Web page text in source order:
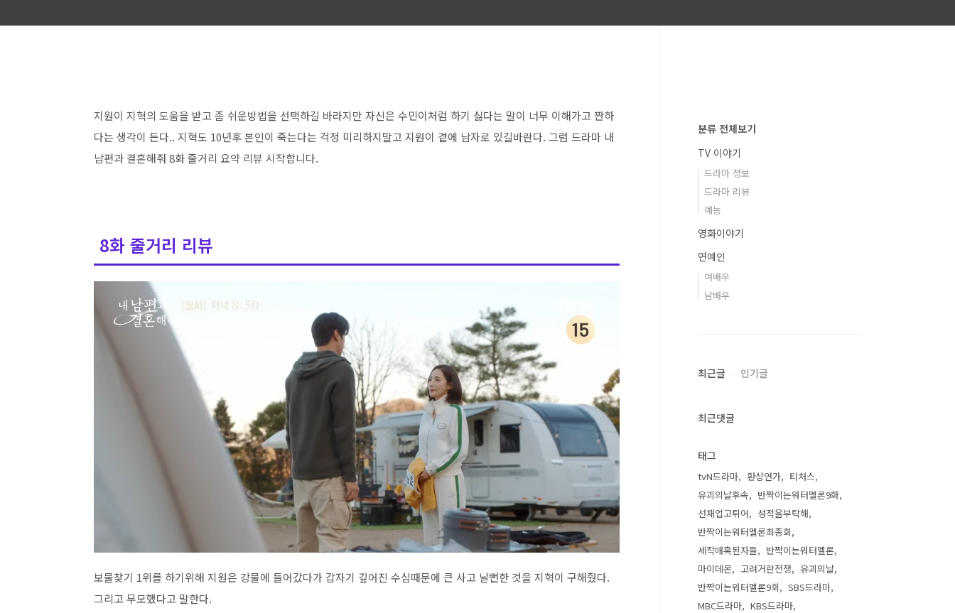
지원이 지혁의 도움을 받고 좀 쉬운방법을 선택하길 바라지만 자신은 수민이처럼 하기 싫다는 말이 너무 이해가고 짠하
다는 생각이 든다.. 지혁도 10년후 본인이 죽는다는 걱정 미리하지말고 지원이 곁에 남자로 있길바란다. 그럼 드라마 내
남편과 결혼해줘 8화 줄거리 요약 리뷰 시작합니다.
8화 줄거리 리뷰
보물찾기 1위를 하기위해 지원은 강물에 들어갔다가 갑자기 깊어진 수심때문에 큰 사고 날뻔한 것을 지혁이 구해줬다.
그리고 무모했다고 말한다.
분류 전체보기
TV 이야기
드라마 정보
드라마 리뷰
예능
영화이야기
연예인
여배우
남배우
최근글 인기글
최근댓글
태그
tvN드라마 환상연가
티처스
유괴의날후속
반짝이는워터멜론9화
선재업고튀어
성적을부탁해
반짝이는워터멜론최종회
세작매혹된자들
반짝이는워터멜론
마이데몬
고려거란전쟁
유괴의날
반짝이는워터멜론9회
SBS드라마
MBC드라마
KBS드라마